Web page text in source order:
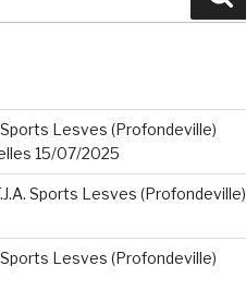
Sports Lesves (Profondeville)
15/07/2025
Sports Lesves (Profondeville)
Sports Lesves (Profondeville)